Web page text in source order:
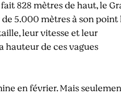
828 mètres de haut, le
5.000 mètres à son point
leur vitesse et leur
hauteur de ces vagues
en février. Mais